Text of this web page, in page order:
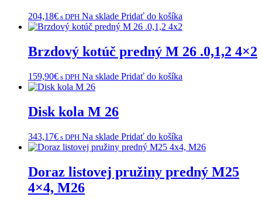
204,18€ s DPH Na sklade Pridať do košíka
Brzdový kotúč predný M 26 .0,1,2 4×2
159,90€ s DPH Na sklade Pridať do košíka
Disk kola M 26
343,17€ s DPH Na sklade Pridať do košíka
Doraz listovej pružiny predný M25
4×4, M26